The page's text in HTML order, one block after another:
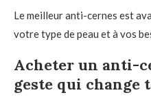
Le meilleur anti-cernes est
votre type de peau et à vos
Acheter un anti-
geste qui change